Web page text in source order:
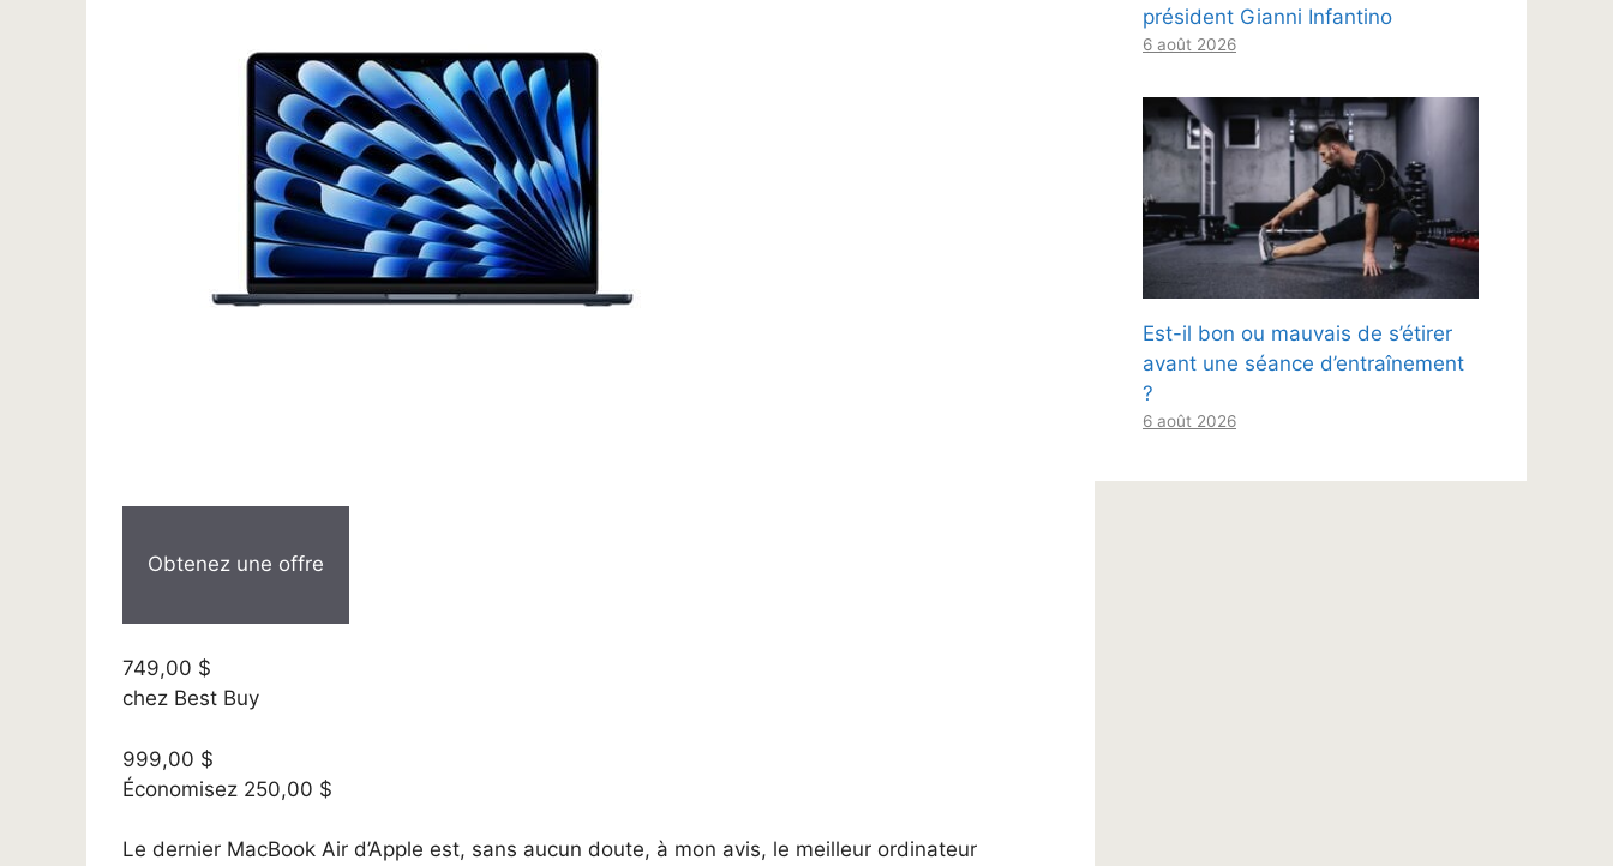
Obtenez une offre
749,00 $
chez Best Buy
999,00 $
Économisez 250,00 $
Le dernier MacBook Air d’Apple est, sans aucun doute, à mon avis, le meilleur ordinateur
président Gianni Infantino
6 août 2026
Est-il bon ou mauvais de s’étirer
avant une séance d’entraînement
?
6 août 2026